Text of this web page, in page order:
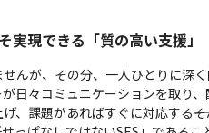
現できる「質の高い支援」
んが、その分、一人ひとりに深く
日々コミュニケーションを取り、
、課題があればすぐに対応する――